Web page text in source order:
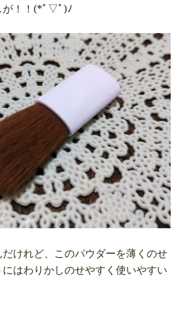
が！！(*ﾟ▽ﾟ)ﾉ
けれど、このパウダーを薄くのせ
はわりかしのせやすく使いやすい